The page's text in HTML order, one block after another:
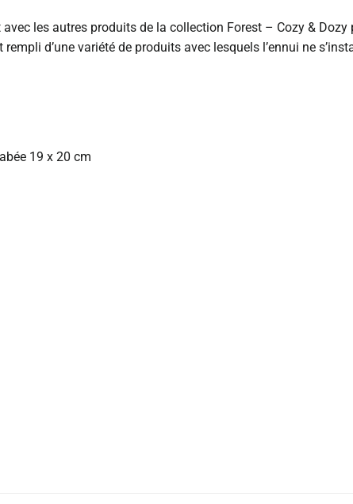
les autres produits de la collection Forest – Cozy &
d’une variété de produits avec lesquels l’ennui ne
19 x 20 cm